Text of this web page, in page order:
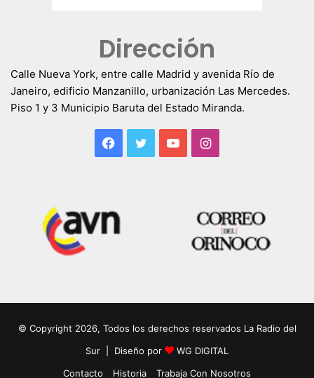
Dirección
Calle Nueva York, entre calle Madrid y avenida Río de
Janeiro, edificio Manzanillo, urbanización Las Mercedes.
Piso 1 y 3 Municipio Baruta del Estado Miranda.
Facebook
TwitterYouTubeInstagram
© Copyright 2026, Todos los derechos reservados La Radio del
Sur | Diseño por
WG DIGITAL
Contacto
Historia Trabaja Con Nosotros